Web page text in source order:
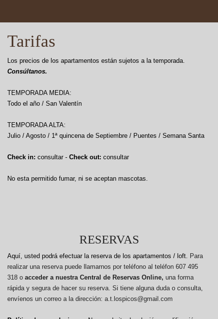
Tarifas
Los precios de los apartamentos están sujetos a la temporada.
Consúltanos.
TEMPORADA MEDIA:
Todo el año / San Valentín
TEMPORADA ALTA:
Julio / Agosto / 1ª quincena de Septiembre / Puentes / Semana Santa
Check in: consultar - Check out: consultar
No esta permitido fumar, ni se aceptan mascotas.
RESERVAS
Aquí, usted podrá efectuar la reserva de los apartamentos / loft. Para
realizar una reserva puede llamarnos por teléfono al teléfon 607 495
318 o acceder a nuestra Central de Reservas Online, una forma
rápida y segura de hacer su reserva. Si tiene alguna duda o consulta,
envíenos un correo a la dirección: a.t.lospicos@gmail.com